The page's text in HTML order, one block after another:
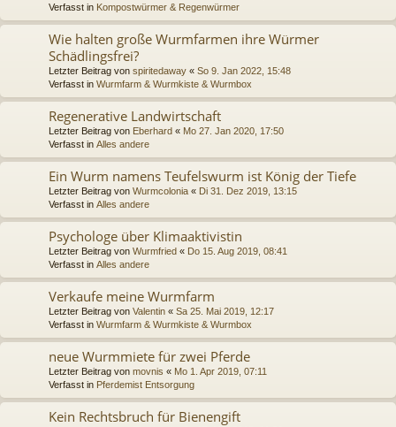
Verfasst in Kompostwürmer & Regenwürmer
Wie halten große Wurmfarmen ihre Würmer
Schädlingsfrei?
Letzter Beitrag von spiritedaway « So 9. Jan 2022, 15:48
Verfasst in Wurmfarm & Wurmkiste & Wurmbox
Regenerative Landwirtschaft
Letzter Beitrag von Eberhard « Mo 27. Jan 2020, 17:50
Verfasst in Alles andere
Ein Wurm namens Teufelswurm ist König der Tiefe
Letzter Beitrag von Wurmcolonia « Di 31. Dez 2019, 13:15
Verfasst in Alles andere
Psychologe über Klimaaktivistin
Letzter Beitrag von Wurmfried « Do 15. Aug 2019, 08:41
Verfasst in Alles andere
Verkaufe meine Wurmfarm
Letzter Beitrag von Valentin « Sa 25. Mai 2019, 12:17
Verfasst in Wurmfarm & Wurmkiste & Wurmbox
neue Wurmmiete für zwei Pferde
Letzter Beitrag von movnis « Mo 1. Apr 2019, 07:11
Verfasst in Pferdemist Entsorgung
Kein Rechtsbruch für Bienengift